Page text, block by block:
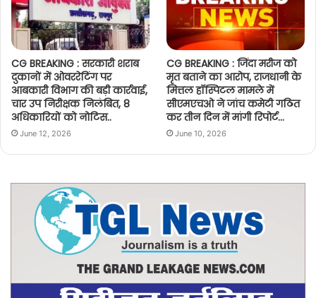
CG BREAKING : सरकारी शराब
दुकानों में ओवररेटिंग पर
आबकारी विभाग की बड़ी कार्रवाई,
चार उप निरीक्षक निलंबित, 8
अधिकारियों को नोटिस..
June 12, 2026
CG BREAKING : जिंदा मरीज को
मृत बताने का आरोप, राजधानी के
मित्तल हॉस्पिटल मामले में
सीएमएचओ ने जांच कमेटी गठित
कर तीन दिन में मांगी रिपोर्ट…
June 10, 2026